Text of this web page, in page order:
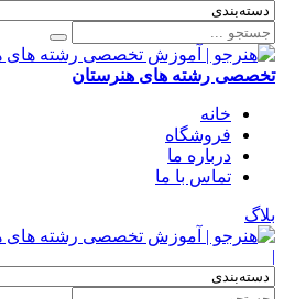
تخصصی رشته های هنرستان
خانه
فروشگاه
درباره ما
تماس با ما
بلاگ
|